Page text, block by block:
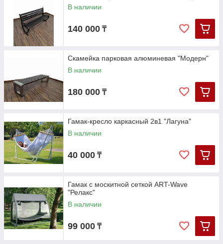
В наличии
140 000 ₸
Скамейка парковая алюминевая "Модерн"
В наличии
180 000 ₸
Гамак-кресло каркасный 2в1 "Лагуна"
В наличии
40 000 ₸
Гамак с москитной сеткой ART-Wave
"Релакс"
В наличии
99 000 ₸